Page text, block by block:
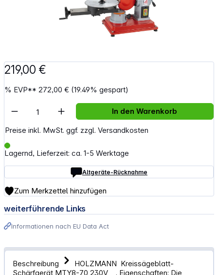
219,00 €
% EVP** 272,00 € (19.49% gespart)
Preise inkl. MwSt. ggf. zzgl. Versandkosten
Lagernd, Lieferzeit: ca. 1-5 Werktage
Altgeräte-Rücknahme
Artikel Anzahl: Gib den gewünschten
In den Warenkorb
Zum Merkzettel hinzufügen
weiterführende Links
Informationen nach EU Data Act
Beschreibung
HOLZMANN Kreissägeblatt-
Schärfgerät MTY8-70 230V . Eigenschaften: Die